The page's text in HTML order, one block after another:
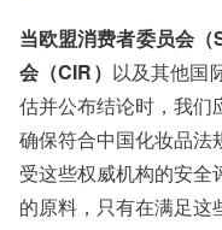
当欧盟消费者委员会
会（CIR） 以及其他国
估并公布结论时，我们
确保符合中国化妆品法
受这些权威机构的安全
的原料，只有在满足这